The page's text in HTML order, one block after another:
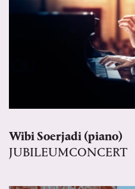
Wibi Soerjadi (piano)
JUBILEUMCONCERT